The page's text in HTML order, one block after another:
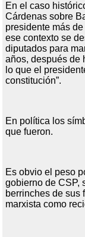
En el caso
Cárdenas sobre
presidente más
ese contexto se
diputados para
años, después de
lo que el
constitución”.
En política los
que fueron.
Es obvio el peso
gobierno de CSP,
berrinches de sus
marxista como